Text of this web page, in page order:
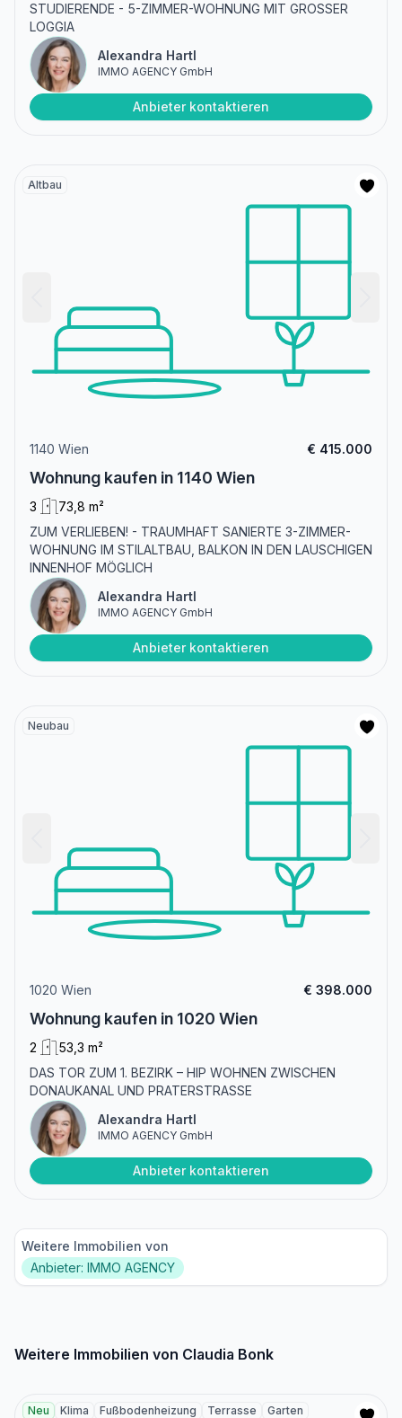
STUDIERENDE - 5-ZIMMER-WOHNUNG MIT GROSSER
LOGGIA
Alexandra Hartl
IMMO AGENCY GmbH
Anbieter kontaktieren
Altbau
1140 Wien € 415.000
Wohnung kaufen in 1140 Wien
3
73,8 m²
ZUM VERLIEBEN! - TRAUMHAFT SANIERTE 3-ZIMMER-
WOHNUNG IM STILALTBAU, BALKON IN DEN LAUSCHIGEN
INNENHOF MÖGLICH
Alexandra Hartl
IMMO AGENCY GmbH
Anbieter kontaktieren
Neubau
1020 Wien € 398.000
Wohnung kaufen in 1020 Wien
2
53,3 m²
DAS TOR ZUM 1. BEZIRK – HIP WOHNEN ZWISCHEN
DONAUKANAL UND PRATERSTRASSE
Alexandra Hartl
IMMO AGENCY GmbH
Anbieter kontaktieren
Weitere Immobilien von
Anbieter: IMMO AGENCY
Weitere Immobilien von Claudia Bonk
Neu Klima Fußbodenheizung Terrasse
Garten